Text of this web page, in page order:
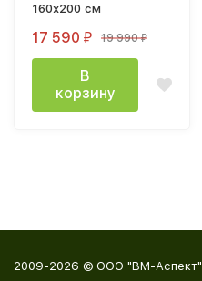
160х200 см
17 590 ₽ 19 990₽
В
корзину
2009-2026 © ООО "ВМ-Аспект"